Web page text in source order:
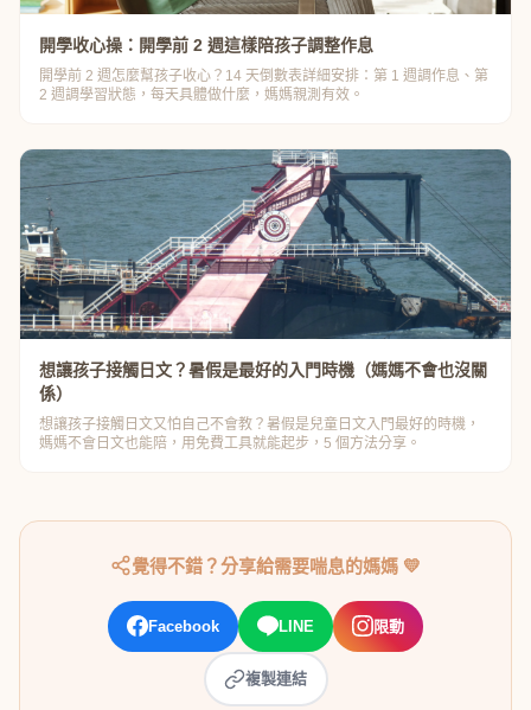
開學收心操：開學前 2 週這樣陪孩子調整作息
開學前 2 週怎麼幫孩子收心？14 天倒數表詳細安排：第 1 週調作息、第
2 週調學習狀態，每天具體做什麼，媽媽親測有效。
想讓孩子接觸日文？暑假是最好的入門時機（媽媽不會也沒關
係）
想讓孩子接觸日文又怕自己不會教？暑假是兒童日文入門最好的時機，
媽媽不會日文也能陪，用免費工具就能起步，5 個方法分享。
覺得不錯？分享給需要喘息的媽媽 💛
Facebook LINE 限動
複製連結